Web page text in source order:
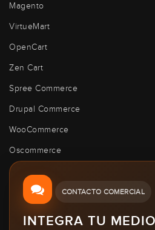
Magento
VirtueMart
OpenCart
Zen Cart
Spree Commerce
Drupal Commerce
WooCommerce
Oscommerce
CONTACTO COMERCIAL
INTEGRA TU